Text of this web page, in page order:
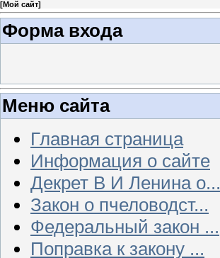
[Мой сайт]
Форма входа
Меню сайта
Главная страница
Информация о сайте
Декрет В И Ленина о...
Закон о пчеловодст...
Федеральный закон ...
Поправка к закону ...